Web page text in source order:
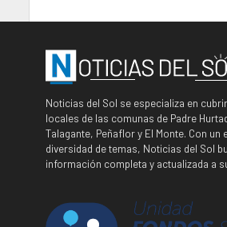
Noticias del Sol se especializa en
locales de las comunas de Padre
Talagante, Peñaflor y El Monte. Con un
diversidad de temas, Noticias del Sol
información completa y actualizada a